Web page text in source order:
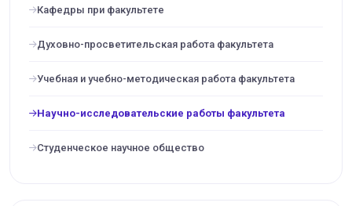
Кафедры при факультете
Духовно-просветительская работа факультета
Учебная и учебно-методическая работа факультета
Научно-исследовательские работы факультета
Cтуденческое научное общество